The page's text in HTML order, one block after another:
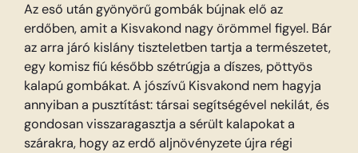
Az eső után gyönyörű gombák bújnak elő az
erdőben, amit a Kisvakond nagy örömmel figyel. Bár
az arra járó kislány tiszteletben tartja a természetet,
egy komisz fiú később szétrúgja a díszes, pöttyös
kalapú gombákat. A jószívű Kisvakond nem hagyja
annyiban a pusztítást: társai segítségével nekilát, és
gondosan visszaragasztja a sérült kalapokat a
szárakra, hogy az erdő aljnövényzete újra régi